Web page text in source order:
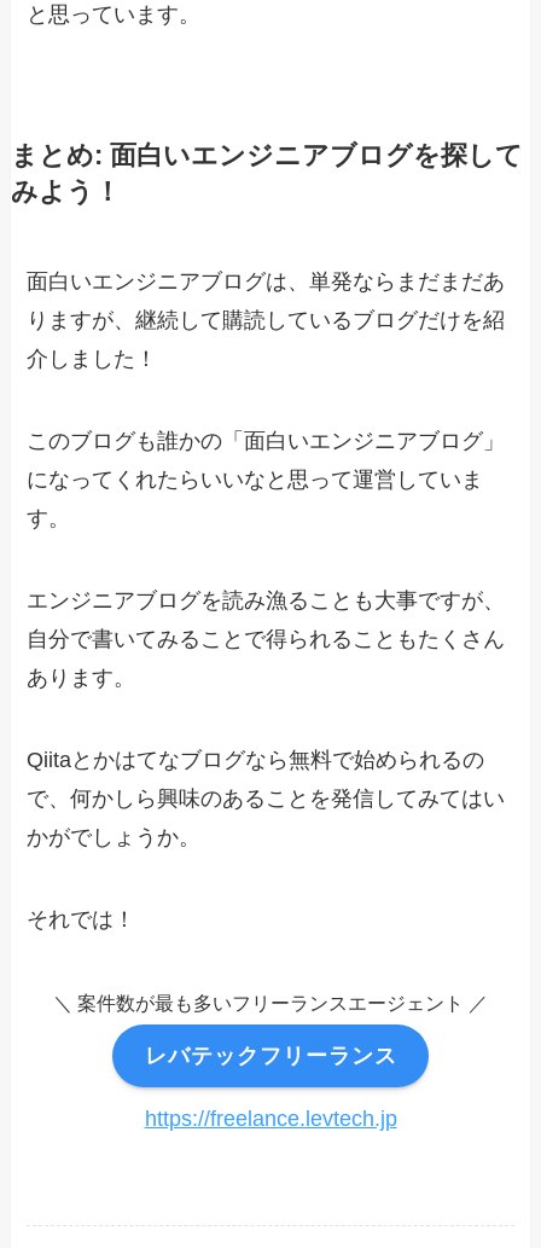
と思っています。
まとめ: 面白いエンジニアブログを探して
みよう！
面白いエンジニアブログは、単発ならまだまだあ
りますが、継続して購読しているブログだけを紹
介しました！
このブログも誰かの「面白いエンジニアブログ」
になってくれたらいいなと思って運営していま
す。
エンジニアブログを読み漁ることも大事ですが、
自分で書いてみることで得られることもたくさん
あります。
Qiitaとかはてなブログなら無料で始められるの
で、何かしら興味のあることを発信してみてはい
かがでしょうか。
それでは！
＼ 案件数が最も多いフリーランスエージェント ／
レバテックフリーランス
https://freelance.levtech.jp